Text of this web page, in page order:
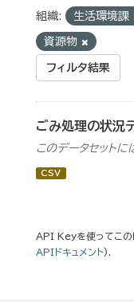
組織: 生活環境課
資源物
フィルタ結果
ごみ処理の状況
このデータセットに
CSV
API Keyを使ってこの
APIドキュメント).